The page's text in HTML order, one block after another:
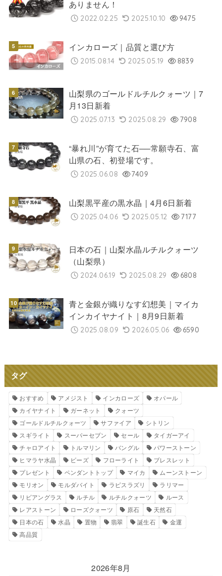
ありません！
2022.02.25 2025.10.10 9475
インカローズ｜品質と選び方
2015.08.14 2025.05.19 8839
山梨県のゴールドルチルクォーツ｜7
月13日新着
2025.07.13 2025.08.29 7908
“暴れ川”が育てた石──常願寺石、富
山県の石、初登場です。
2025.06.08 7409
山梨黒平産の黒水晶｜4月6日新着
2025.04.06 2025.05.12 7177
日本の石｜山梨水晶ルチルクォーツ
（山梨県）
2024.06.19 2025.08.29 6808
青と金銀が織りなす幻想美｜マイカ
インカイヤナイト｜8月9日新着
2025.08.09 2026.05.06 6590
タグ
おすすめ アメジスト インカローズ
オパール
カイヤナイト
ガーネット
クォーツ
ゴールドルチルクォーツ
サファイア
シトリン
スギライト
スーパーセブン セール
タイガーアイ
チャロアイト
トルマリン バングル
パワーストーン
ヒマラヤ水晶
ビーズ フローライト
ブレスレット
プレゼント
ペンダントトップ マイカ
ムーンストーン
モリオン
モルダバイト ラピスラズリ
ラリマー
リビアングラス
ルチル ルチルクォーツ
ルース
レアストーン
ローズクォーツ 原石
天然石
日本の石
水晶 置物 翡翠 誕生石
金運
高品質
2026年8月